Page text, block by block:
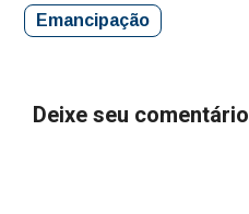
Emancipação
Deixe seu comentário